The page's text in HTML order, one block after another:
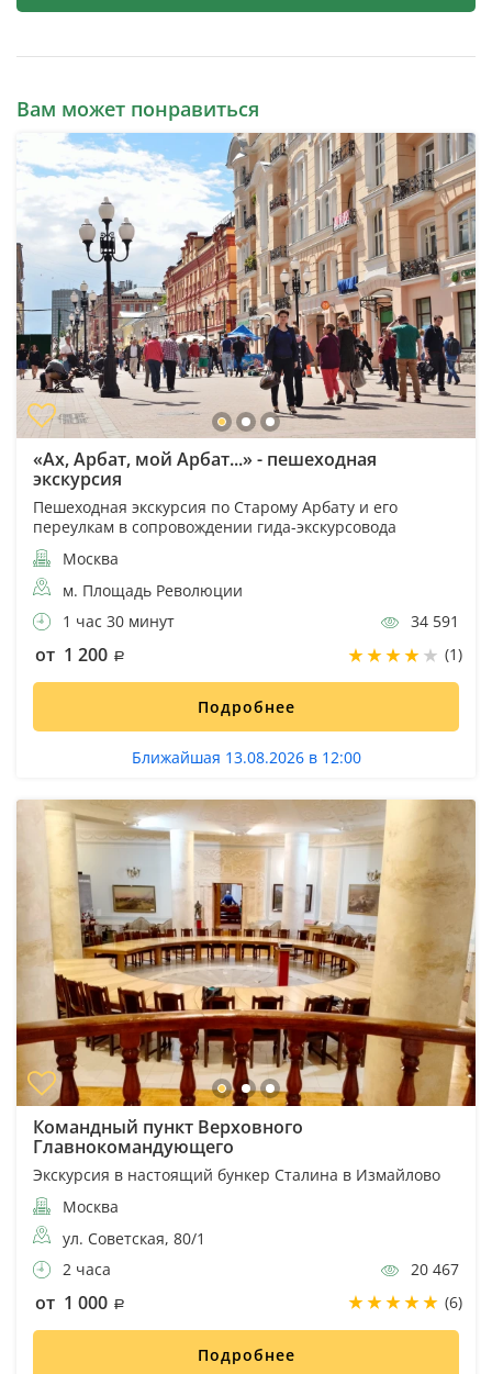
Вам может понравиться
«Ах, Арбат, мой Арбат...» - пешеходная
экскурсия
Пешеходная экскурсия по Старому Арбату и его
переулкам в сопровождении гида-экскурсовода
Москва
м. Площадь Революции
1 час 30 минут
34 591
от 1 200 (1)
Подробнее
Ближайшая 13.08.2026 в 12:00
Командный пункт Верховного
Главнокомандующего
Экскурсия в настоящий бункер Сталина в Измайлово
Москва
ул. Советская, 80/1
2 часа
20 467
от 1 000 (6)
Подробнее